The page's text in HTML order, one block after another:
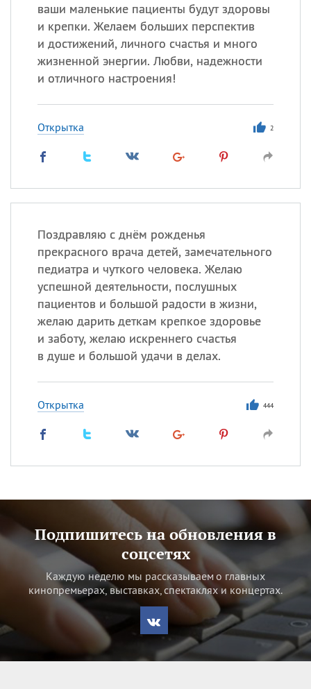
ваши маленькие пациенты будут здоровы
и крепки. Желаем больших перспектив
и достижений, личного счастья и много
жизненной энергии. Любви, надежности
и отличного настроения!
Открытка 2
Поздравляю с днём рожденья
прекрасного врача детей, замечательного
педиатра и чуткого человека. Желаю
успешной деятельности, послушных
пациентов и большой радости в жизни,
желаю дарить деткам крепкое здоровье
и заботу, желаю искреннего счастья
в душе и большой удачи в делах.
Открытка 444
Подпишитесь на обновления в
соцсетях
Каждую неделю мы рассказываем о главных
кинопремьерах, выставках, спектаклях и концертах.